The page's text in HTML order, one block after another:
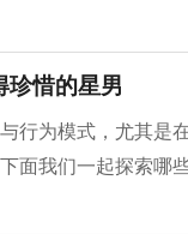
珍惜的星男
行为模式，尤其是
面我们一起探索哪